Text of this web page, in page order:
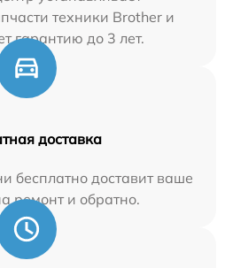
техники Brother и
гарантию до 3 лет.
доставка
бесплатно доставит ваше
ремонт и обратно.